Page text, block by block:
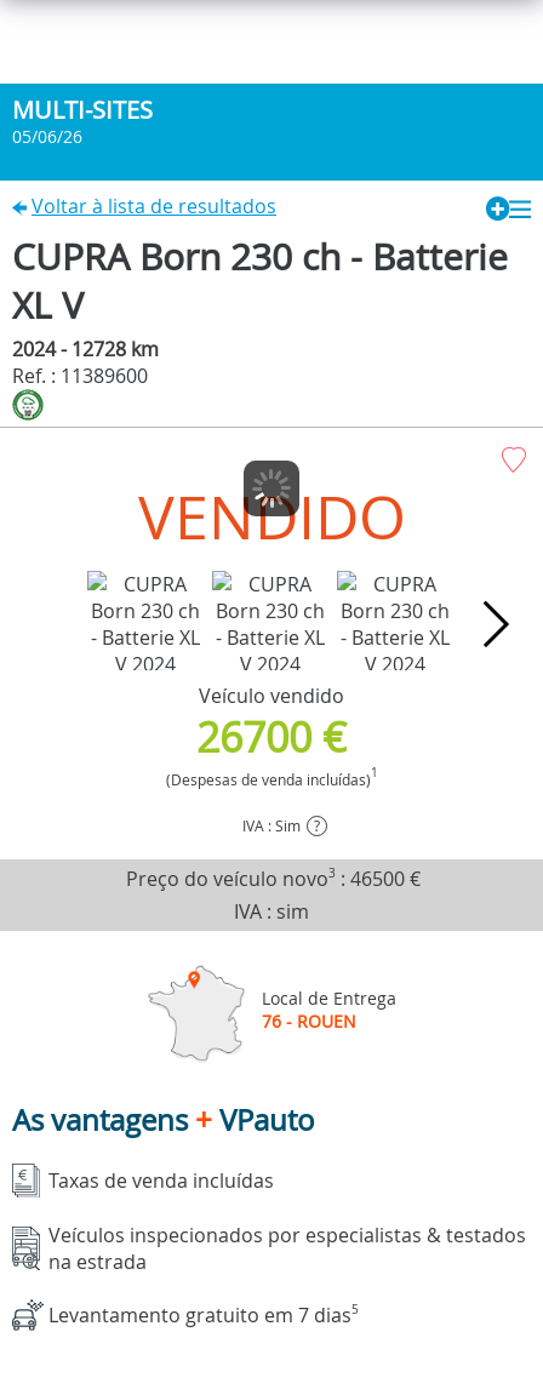
MULTI-SITES
05/06/26
Voltar à lista de resultados
CUPRA Born 230 ch - Batterie
XL V
2024 - 12728 km
Ref. : 11389600
VENDIDO
Veículo vendido
26700 €
(Despesas de venda incluídas)1
IVA : Sim ?
Preço do veículo novo3 : 46500 €
IVA : sim
Local de Entrega
76 - ROUEN
As vantagens+VPauto
Taxas de venda incluídas
Veículos inspecionados por especialistas & testados
na estrada
Levantamento gratuito em 7 dias5